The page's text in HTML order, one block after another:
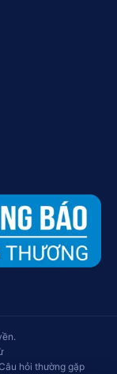
hỏi thường gặp